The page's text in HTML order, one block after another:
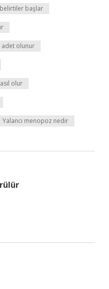
başlar
adet olunur
olur
Yalancı menopoz nedir